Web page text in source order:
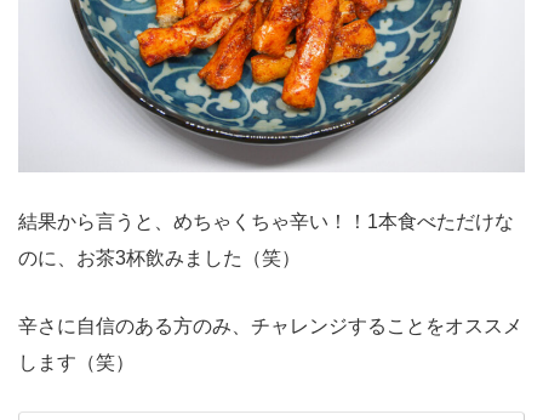
結果から言うと、めちゃくちゃ辛い！！1本食べただけな
のに、お茶3杯飲みました（笑）
辛さに自信のある方のみ、チャレンジすることをオススメ
します（笑）